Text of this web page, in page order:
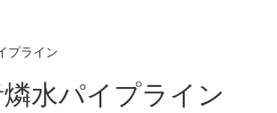
水パイプライン